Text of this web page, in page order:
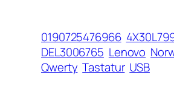
0190725476966
DEL3006765 Lenovo
Qwerty Tastatur USB